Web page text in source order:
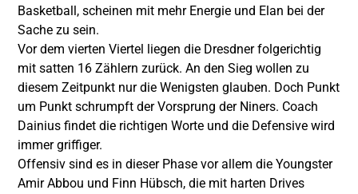
Basketball, scheinen mit mehr Energie und Elan bei der
Sache zu sein.
Vor dem vierten Viertel liegen die Dresdner folgerichtig
mit satten 16 Zählern zurück. An den Sieg wollen zu
diesem Zeitpunkt nur die Wenigsten glauben. Doch Punkt
um Punkt schrumpft der Vorsprung der Niners. Coach
Dainius findet die richtigen Worte und die Defensive wird
immer griffiger.
Offensiv sind es in dieser Phase vor allem die Youngster
Amir Abbou und Finn Hübsch, die mit harten Drives